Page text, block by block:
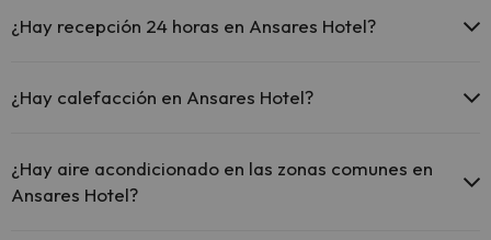
Aquí tienes más info sobre la piscina y otras instalaciones.
Piscina al aire libre (toda la temporada)
¿Hay recepción 24 horas en Ansares Hotel?
¿Hay calefacción en Ansares Hotel?
¿Hay aire acondicionado en las zonas comunes en
Ansares Hotel?